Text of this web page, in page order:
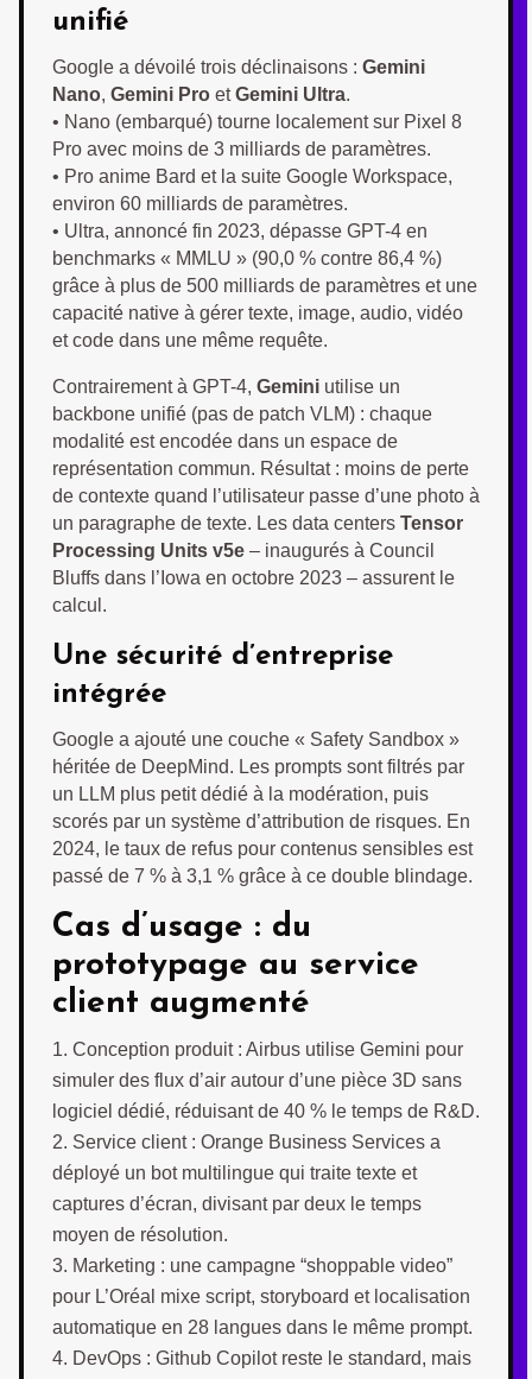
unifié
Google a dévoilé trois déclinaisons : Gemini
Nano, Gemini Pro etGemini Ultra.
• Nano (embarqué) tourne localement sur Pixel 8
Pro avec moins de 3 milliards de paramètres.
• Pro anime Bard et la suite Google Workspace,
environ 60 milliards de paramètres.
• Ultra, annoncé fin 2023, dépasse GPT-4 en
benchmarks « MMLU » (90,0 % contre 86,4 %)
grâce à plus de 500 milliards de paramètres et une
capacité native à gérer texte, image, audio, vidéo
et code dans une même requête.
Contrairement à GPT-4, Gemini utilise un
backbone unifié (pas de patch VLM) : chaque
modalité est encodée dans un espace de
représentation commun. Résultat : moins de perte
de contexte quand l’utilisateur passe d’une photo à
un paragraphe de texte. Les data centers Tensor
Processing Units v5e – inaugurés à Council
Bluffs dans l’Iowa en octobre 2023 – assurent le
calcul.
Une sécurité d’entreprise
intégrée
Google a ajouté une couche « Safety Sandbox »
héritée de DeepMind. Les prompts sont filtrés par
un LLM plus petit dédié à la modération, puis
scorés par un système d’attribution de risques. En
2024, le taux de refus pour contenus sensibles est
passé de 7 % à 3,1 % grâce à ce double blindage.
Cas d’usage : du
prototypage au service
client augmenté
Conception produit : Airbus utilise Gemini pour
simuler des flux d’air autour d’une pièce 3D sans
logiciel dédié, réduisant de 40 % le temps de R&D.
Service client : Orange Business Services a
déployé un bot multilingue qui traite texte et
captures d’écran, divisant par deux le temps
moyen de résolution.
Marketing : une campagne “shoppable video”
pour L’Oréal mixe script, storyboard et localisation
automatique en 28 langues dans le même prompt.
DevOps : Github Copilot reste le standard, mais